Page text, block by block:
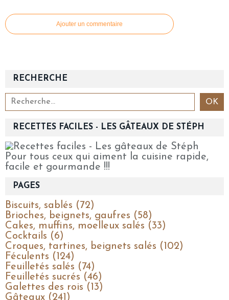
Ajouter un commentaire
RECHERCHE
RECETTES FACILES - LES GÂTEAUX DE STÉPH
Pour tous ceux qui aiment la cuisine rapide,
facile et gourmande !!!
PAGES
Biscuits, sablés (72)
Brioches, beignets, gaufres (58)
Cakes, muffins, moelleux salés (33)
Cocktails (6)
Croques, tartines, beignets salés (102)
Féculents (124)
Feuilletés salés (74)
Feuilletés sucrés (46)
Galettes des rois (13)
Gâteaux (241)